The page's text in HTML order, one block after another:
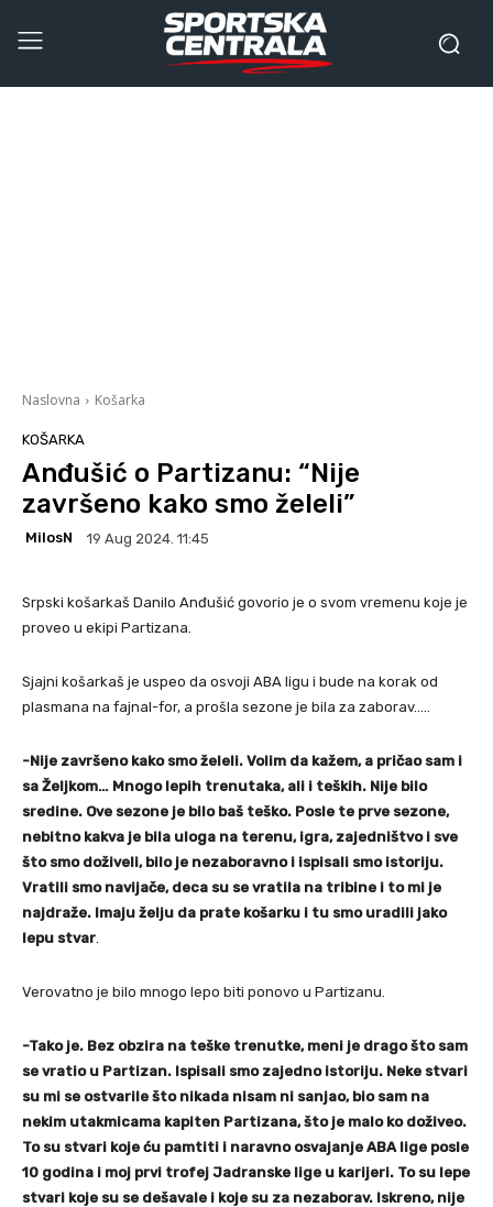
Naslovna Košarka
KOŠARKA
Anđušić o Partizanu: “Nije
završeno kako smo želeli”
MilosN 19 Aug 2024. 11:45
Srpski košarkaš Danilo Anđušić govorio je o svom vremenu koje je
proveo u ekipi Partizana.
Sjajni košarkaš je uspeo da osvoji ABA ligu i bude na korak od
plasmana na fajnal-for, a prošla sezone je bila za zaborav…..
-Nije završeno kako smo želeli. Volim da kažem, a pričao sam i
sa Željkom… Mnogo lepih trenutaka, ali i teških. Nije bilo
sredine. Ove sezone je bilo baš teško. Posle te prve sezone,
nebitno kakva je bila uloga na terenu, igra, zajedništvo i sve
što smo doživeli, bilo je nezaboravno i ispisali smo istoriju.
Vratili smo navijače, deca su se vratila na tribine i to mi je
najdraže. Imaju želju da prate košarku i tu smo uradili jako
lepu stvar
Verovatno je bilo mnogo lepo biti ponovo u Partizanu.
-Tako je. Bez obzira na teške trenutke, meni je drago što sam
se vratio u Partizan. Ispisali smo zajedno istoriju. Neke stvari
su mi se ostvarile što nikada nisam ni sanjao, bio sam na
nekim utakmicama kapiten Partizana, što je malo ko doživeo.
To su stvari koje ću pamtiti i naravno osvajanje ABA lige posle
10 godina i moj prvi trofej Jadranske lige u karijeri. To su lepe
stvari koje su se dešavale i koje su za nezaborav. Iskreno, nije